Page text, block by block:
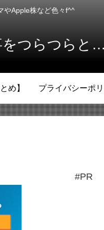
やApple株など色々f^^
をつらつらと
め】 プライバシーポ
#PR